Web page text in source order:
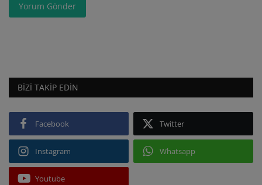
Yorum Gönder
BIZI TAKIP EDIN
Facebook Twitter
Instagram Whatsapp
Youtube